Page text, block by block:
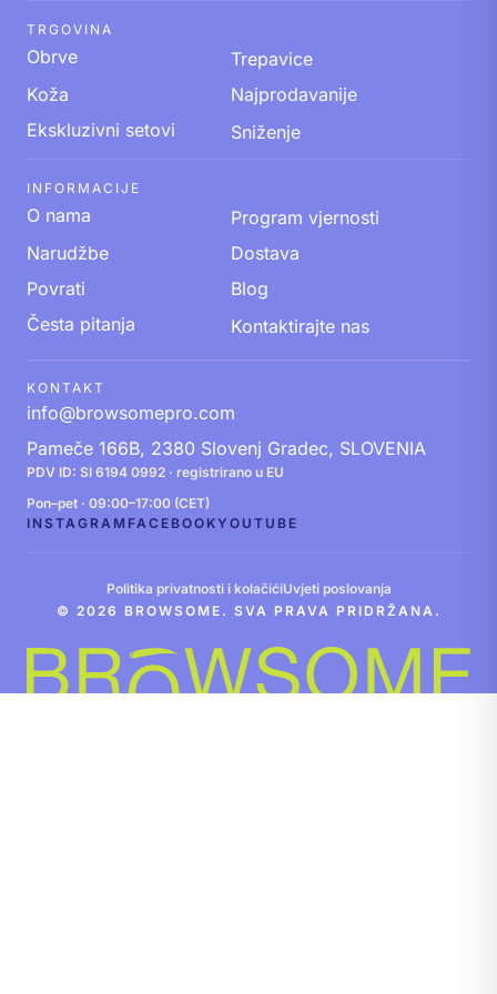
TRGOVINA
Obrve
Trepavice
Koža
Najprodavanije
Ekskluzivni setovi
Sniženje
INFORMACIJE
O nama
Program vjernosti
Narudžbe
Dostava
Povrati
Blog
Česta pitanja
Kontaktirajte nas
KONTAKT
info@browsomepro.com
Pameče 166B, 2380 Slovenj Gradec, SLOVENIA
PDV ID: SI 6194 0992 · registrirano u EU
Pon–pet · 09:00–17:00 (CET)
INSTAGRAM FACEBOOKYOUTUBE
Politika privatnosti i kolačićiUvjeti poslovanja
© 2026 BROWSOME. SVA PRAVA PRIDRŽANA.